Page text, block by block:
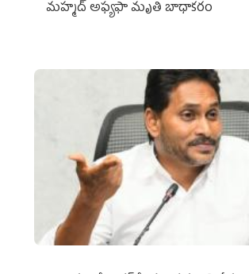
మహ్మద్‌ అఫ్యఫా మృతి బాధాకరం